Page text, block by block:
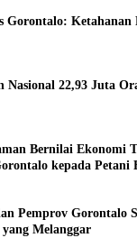
Gorontalo:
Nasional 22,93 Juta
Bernilai Ekonomi
kepada Petani
Pemprov Gorontalo
Melanggar